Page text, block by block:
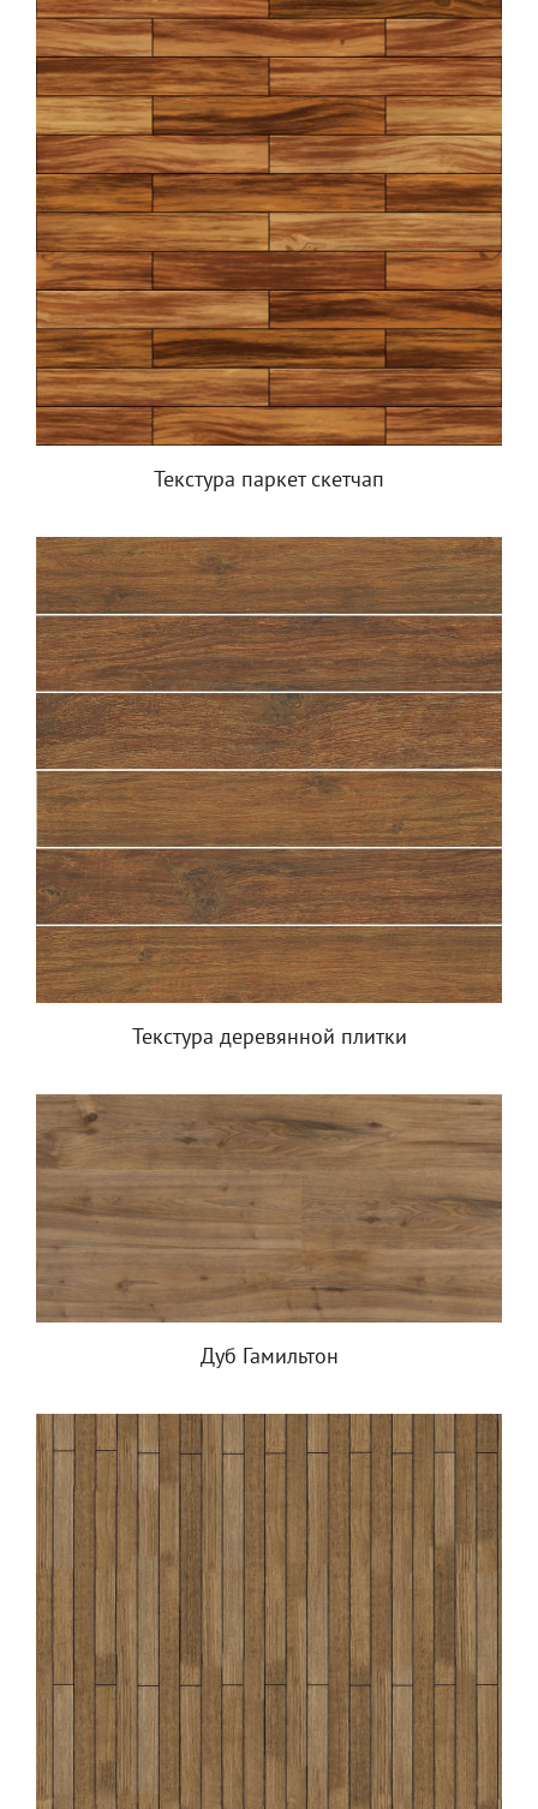
Текстура паркет скетчап
Текстура деревянной плитки
Дуб Гамильтон